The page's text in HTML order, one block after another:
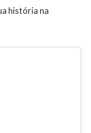
história na